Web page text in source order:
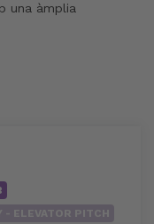
una àmplia
- ELEVATOR PITCH